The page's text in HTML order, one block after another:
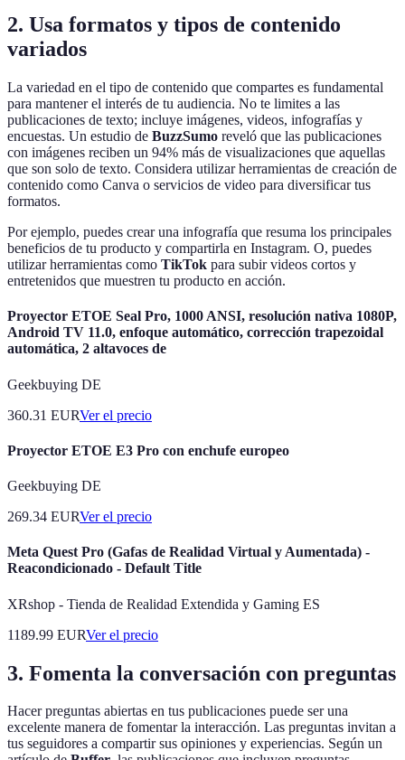
2. Usa formatos y tipos de contenido
variados
La variedad en el tipo de contenido que compartes es fundamental
para mantener el interés de tu audiencia. No te limites a las
publicaciones de texto; incluye imágenes, videos, infografías y
encuestas. Un estudio de BuzzSumo reveló que las publicaciones
con imágenes reciben un 94% más de visualizaciones que aquellas
que son solo de texto. Considera utilizar herramientas de creación de
contenido como Canva o servicios de video para diversificar tus
formatos.
Por ejemplo, puedes crear una infografía que resuma los principales
beneficios de tu producto y compartirla en Instagram. O, puedes
utilizar herramientas como TikTok para subir videos cortos y
entretenidos que muestren tu producto en acción.
Proyector ETOE Seal Pro, 1000 ANSI, resolución nativa 1080P,
Android TV 11.0, enfoque automático, corrección trapezoidal
automática, 2 altavoces de
Geekbuying DE
360.31 EURVer el precio
Proyector ETOE E3 Pro con enchufe europeo
Geekbuying DE
269.34 EURVer el precio
Meta Quest Pro (Gafas de Realidad Virtual y Aumentada) -
Reacondicionado - Default Title
XRshop - Tienda de Realidad Extendida y Gaming ES
1189.99 EURVer el precio
3. Fomenta la conversación con preguntas
Hacer preguntas abiertas en tus publicaciones puede ser una
excelente manera de fomentar la interacción. Las preguntas invitan a
tus seguidores a compartir sus opiniones y experiencias. Según un